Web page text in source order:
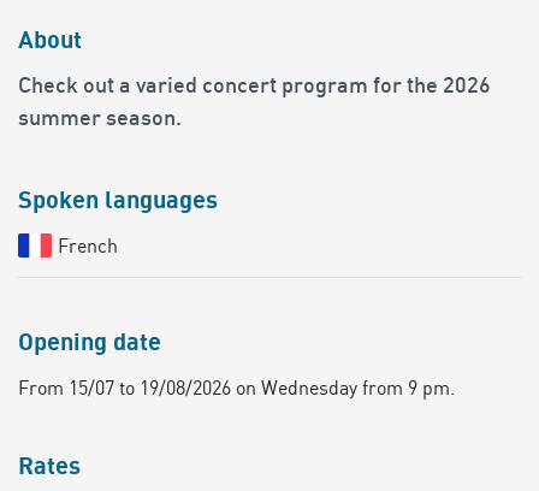
About
Check out a varied concert program for the 2026
summer season.
Spoken languages
French
Opening date
From 15/07 to 19/08/2026 on Wednesday from 9 pm.
Rates